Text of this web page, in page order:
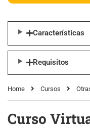
Home Cursos
Curso
Características
Requisitos